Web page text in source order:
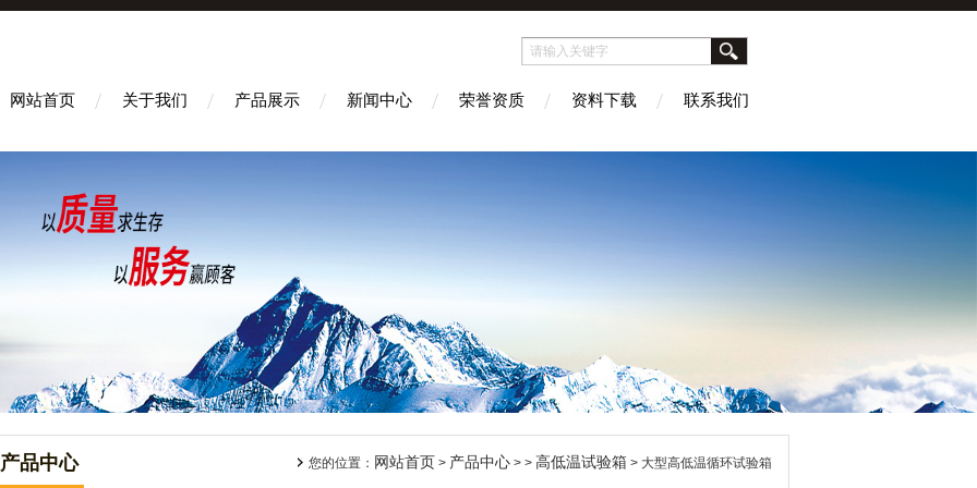
网站首页 关于我们 产品展示 新闻中心 荣誉资质 资料下载 联系我们
产品中心 您的位置： 网站首页 > 产品中心 > > 高低温试验箱 > 大型高低温循环试验箱